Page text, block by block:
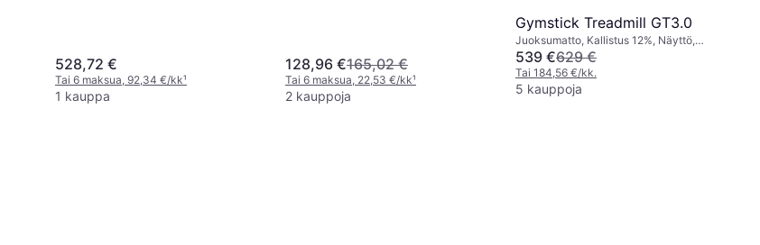
528,72 €
Tai 6 maksua, 92,34 €/kk¹
1 kauppa
128,96 €165,02 €
Tai 6 maksua, 22,53 €/kk¹
2 kauppoja
Gymstick Treadmill GT3.0
Juoksumatto, Kallistus 12%, Näyttö,
Kuljetuspyörät, Juomapulloteline,
Kalorimittari, Sykemittari, Taitettava,
Bluetooth
539 €629 €
Tai 184,56 €/kk.
5 kauppoja